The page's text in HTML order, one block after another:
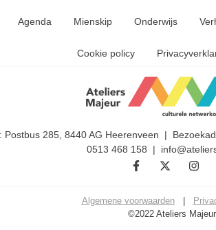
Agenda Mienskip Onderwijs
Cookie policy
Postbus 285, 8440 AG Heerenveen |
0513 468 158 |
Algemene voorwaarden|
©2022 Ateliers Majeur